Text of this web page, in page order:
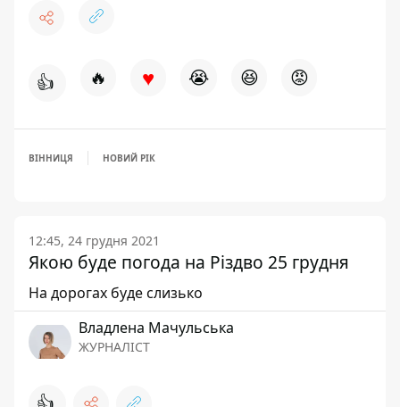
👍 🔥 ♥ 😭 😆 😡
ВІННИЦЯ НОВИЙ РІК
12:45, 24 грудня 2021
Якою буде погода на Різдво 25 грудня
На дорогах буде слизько
Владлена Мачульська
ЖУРНАЛІСТ